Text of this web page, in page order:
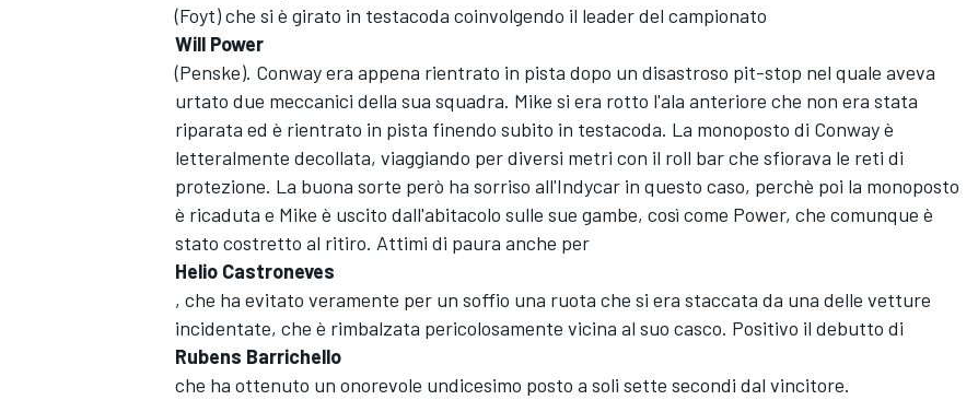
(Foyt) che si è girato in testacoda coinvolgendo il leader del campionato
Will Power
(Penske). Conway era appena rientrato in pista dopo un disastroso pit-stop nel quale aveva
urtato due meccanici della sua squadra. Mike si era rotto l'ala anteriore che non era stata
riparata ed è rientrato in pista finendo subito in testacoda. La monoposto di Conway è
letteralmente decollata, viaggiando per diversi metri con il roll bar che sfiorava le reti di
protezione. La buona sorte però ha sorriso all'Indycar in questo caso, perchè poi la monoposto
è ricaduta e Mike è uscito dall'abitacolo sulle sue gambe, così come Power, che comunque è
stato costretto al ritiro. Attimi di paura anche per
Helio Castroneves
, che ha evitato veramente per un soffio una ruota che si era staccata da una delle vetture
incidentate, che è rimbalzata pericolosamente vicina al suo casco. Positivo il debutto di
Rubens Barrichello
che ha ottenuto un onorevole undicesimo posto a soli sette secondi dal vincitore.